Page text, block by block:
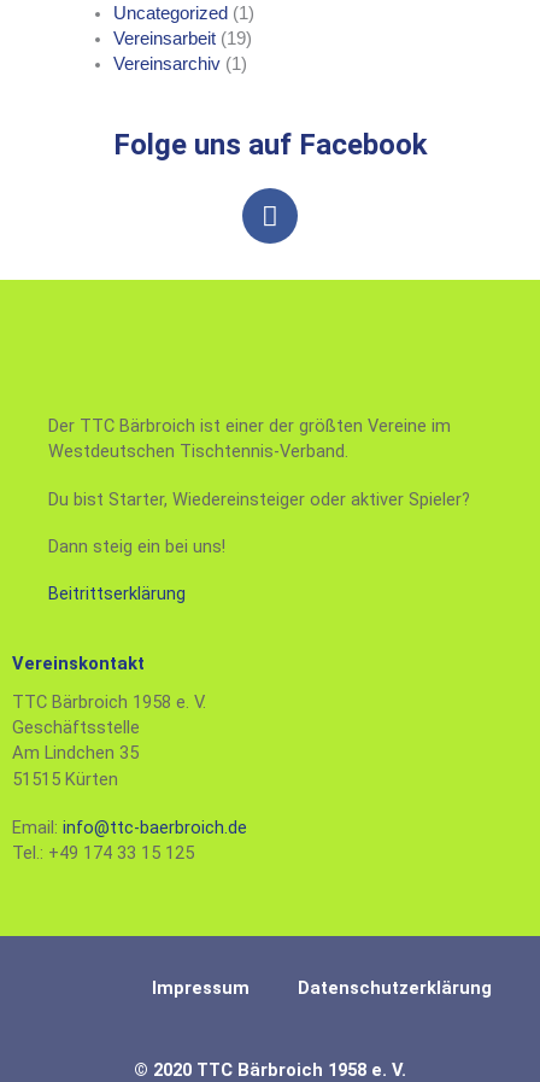
Uncategorized(1)
Vereinsarbeit(19)
Vereinsarchiv(1)
Folge uns auf Facebook
F
a
e
Der TTC Bärbroich ist einer der größten Vereine im
Westdeutschen Tischtennis-Verband.
Du bist Starter, Wiedereinsteiger oder aktiver Spieler?
Dann steig ein bei uns!
Beitrittserklärung
Vereinskontakt
TTC Bärbroich 1958 e. V.
Geschäftsstelle
Am Lindchen 35
51515 Kürten
Email: info@ttc-baerbroich.de
Tel.: +49 174 33 15 125
© 2020 TTC Bärbroich 1958 e. V.
Impressum Datenschutzerklärung